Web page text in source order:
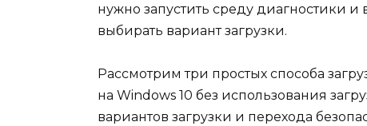
нужно запустить среду диагностики
выбирать вариант загрузки.
Рассмотрим три простых способа
на Windows 10 без использования
вариантов загрузки и перехода